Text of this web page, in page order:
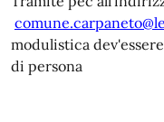
modulistica
di persona